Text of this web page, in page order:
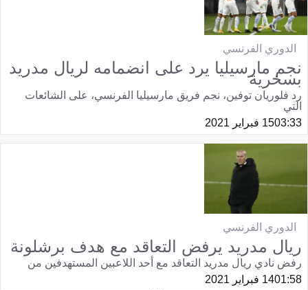
الدوري الفرنسي
نجم مارسيليا يرد على انضمامه لريال مدريد
بسخرية
رد فلوريان توفين، نجم فريق مارسيليا الفرنسي، على الشائعات
التي
03:3315 فبراير 2021
الدوري الفرنسي
ريال مدريد يرفض التعاقد مع هدف برشلونة
رفض نادي ريال مدريد التعاقد مع أحد اللاعبين المستهدفين من
01:5814 فبراير 2021